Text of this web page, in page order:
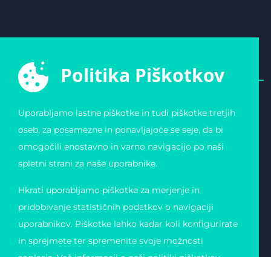
SLOVENIJE
Zvezda 19
Slovenija
Matična številka:
4123026000
Davčna številka: 11823739
podatkov
Piškotki
Politika Piškotkov
Uporabljamo lastne piškotke in tudi piškotke tretjih
oseb, za posamezne in ponavljajoče se seje, da bi
omogočili enostavno in varno navigacijo po naši
spletni strani za naše uporabnike.
Hkrati uporabljamo piškotke za merjenje in
pridobivanje statističnih podatkov o navigaciji
uporabnikov. Piškotke lahko kadar koli konfigurirate
in sprejmete ter spremenite svoje možnosti